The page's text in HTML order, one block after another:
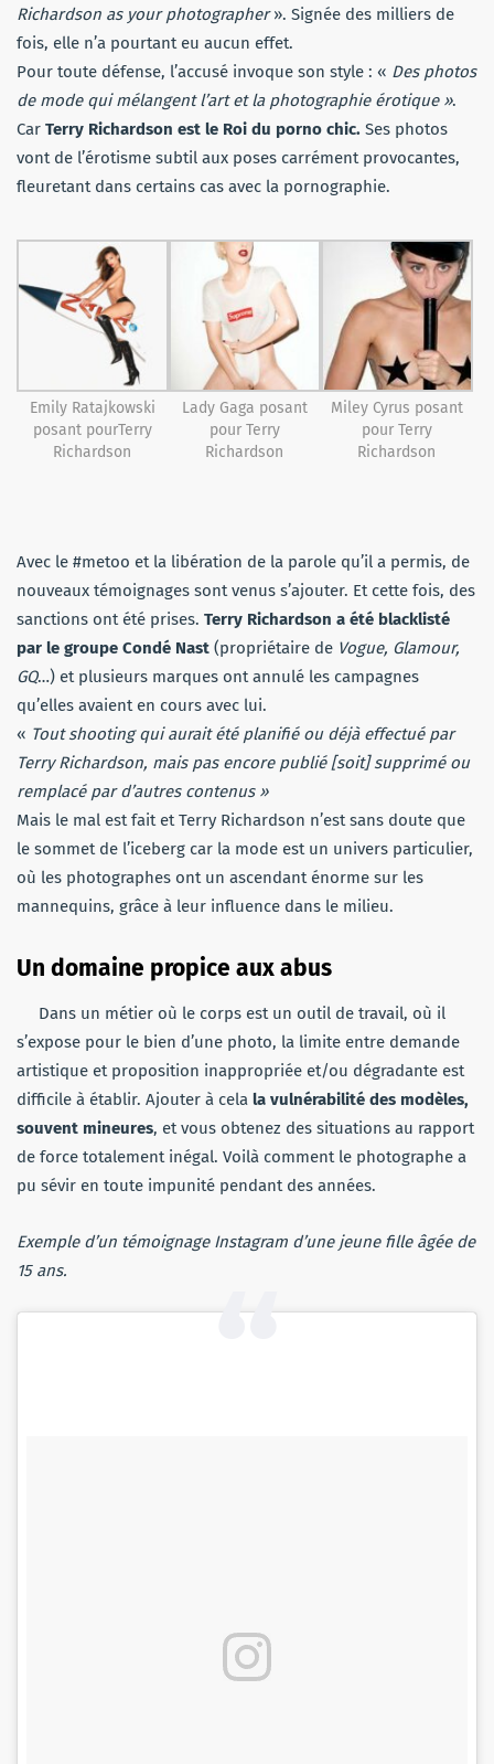
Richardson as your photographer ». Signée des milliers de
fois, elle n’a pourtant eu aucun effet.
Pour toute défense, l’accusé invoque son style : « Des photos
de mode qui mélangent l’art et la photographie érotique ».
Car Terry Richardson est le Roi du porno chic. Ses photos
vont de l’érotisme subtil aux poses carrément provocantes,
fleuretant dans certains cas avec la pornographie.
Emily Ratajkowski
posant pourTerry
Richardson
Lady Gaga posant
pour Terry
Richardson
Miley Cyrus posant
pour Terry
Richardson
Avec le #metoo et la libération de la parole qu’il a permis, de
nouveaux témoignages sont venus s’ajouter. Et cette fois, des
sanctions ont été prises. Terry Richardson a été blacklisté
par le groupe Condé Nast (propriétaire de Vogue, Glamour,
GQ…) et plusieurs marques ont annulé les campagnes
qu’elles avaient en cours avec lui.
« Toutshootingqui aurait été planifié ou déjà effectué par
Terry Richardson, mais pas encore publié [soit]supprimé ou
remplacé par d’autres contenus »
Mais le mal est fait et Terry Richardson n’est sans doute que
le sommet de l’iceberg car la mode est un univers particulier,
où les photographes ont un ascendant énorme sur les
mannequins, grâce à leur influence dans le milieu.
Un domaine propice aux abus
Dans un métier où le corps est un outil de travail, où il
s’expose pour le bien d’une photo, la limite entre demande
artistique et proposition inappropriée et/ou dégradante est
difficile à établir. Ajouter à cela la vulnérabilité des modèles,
souvent mineures, et vous obtenez des situations au rapport
de force totalement inégal. Voilà comment le photographe a
pu sévir en toute impunité pendant des années.
Exemple d’un témoignage Instagram d’une jeune fille âgée de
15 ans.